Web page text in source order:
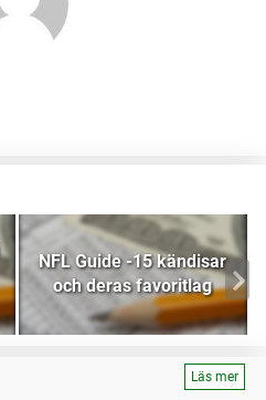
NFL Guide -15 kändisar
och deras favoritlag
Läs mer